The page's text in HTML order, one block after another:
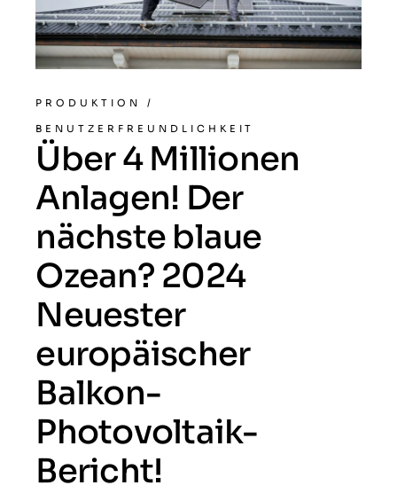
PRODUKTION /
BENUTZERFREUNDLICHKEIT
Über 4 Millionen
Anlagen! Der
nächste blaue
Ozean? 2024
Neuester
europäischer
Balkon-
Photovoltaik-
Bericht!